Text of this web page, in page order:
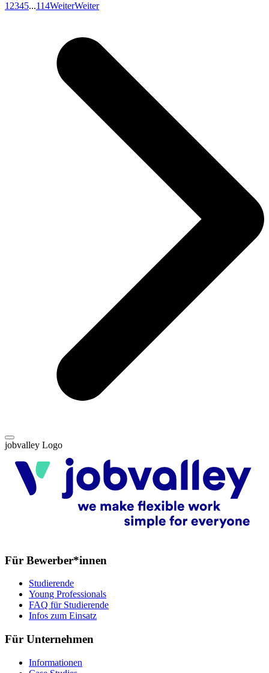
1 2345...114WeiterWeiter
jobvalley Logo
Für Bewerber*innen
Studierende
Young Professionals
FAQ für Studierende
Infos zum Einsatz
Für Unternehmen
Informationen